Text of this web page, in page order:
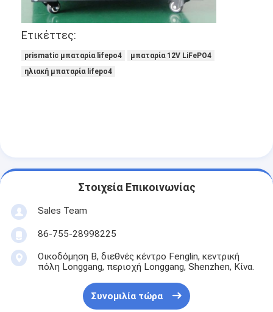
Περίπου εμείς
Γύρος εργοστασίων
Ποιοτικός έλεγχος
μπαταρία λίθιου lifepo4
ιονικές επαναφορτιζόμενες μπαταρίες λίθιου
Μπαταρία Lithium Polymer
μπαταρίες ενεργειακής αποθήκευσης
Ετικέττες:
prismatic μπαταρία lifepo4
μπαταρία 12V LiFePO4
ηλιακή μπαταρία lifepo4
Στοιχεία Επικοινωνίας
Sales Team
86-755-28998225
Οικοδόμηση Β, διεθνές κέντρο Fenglin, κεντρική
πόλη Longgang, περιοχή Longgang, Shenzhen, Κίνα.
Συνομιλία τώρα